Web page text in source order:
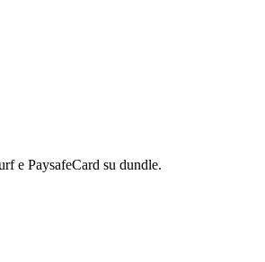
e PaysafeCard su dundle.